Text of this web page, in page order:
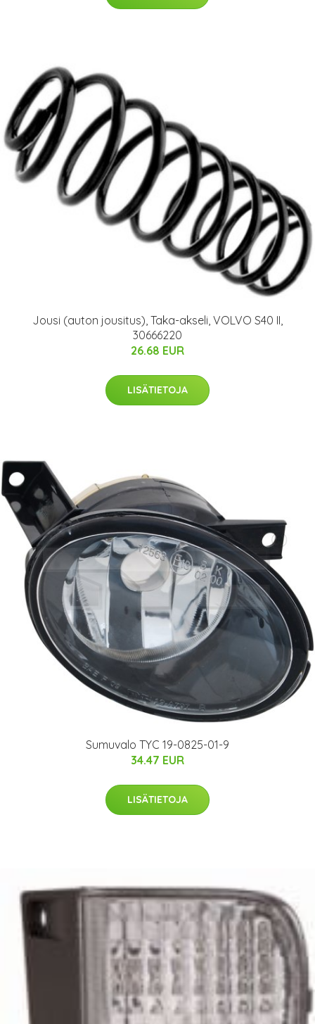
Jousi (auton jousitus), Taka-akseli, VOLVO S40 II,
30666220
26.68 EUR
LISÄTIETOJA
Sumuvalo TYC 19-0825-01-9
34.47 EUR
LISÄTIETOJA